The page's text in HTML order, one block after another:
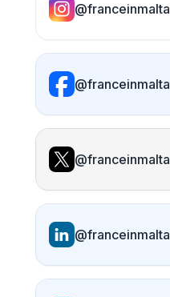
@franceinmalta
@franceinmalta
@franceinmalta
@franceinmalta